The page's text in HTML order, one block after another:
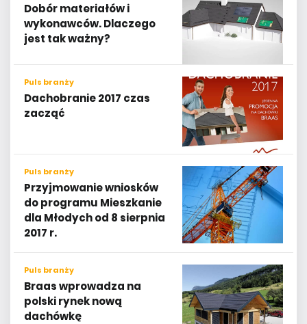
Dobór materiałów i
wykonawców. Dlaczego
jest tak ważny?
Puls branży
Dachobranie 2017 czas
zacząć
Puls branży
Przyjmowanie wniosków
do programu Mieszkanie
dla Młodych od 8 sierpnia
2017 r.
Puls branży
Braas wprowadza na
polski rynek nową
dachówkę